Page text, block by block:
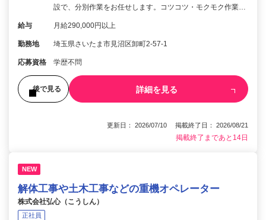
設で、分別作業をお任せします。コツコツ・モクモク作業…
給与 月給290,000円以上
勤務地 埼玉県さいたま市見沼区卸町2-57-1
応募資格 学歴不問
後で見る 詳細を見る
更新日： 2026/07/10 掲載終了日： 2026/08/21
掲載終了まであと14日
NEW
解体工事や土木工事などの重機オペレーター
株式会社弘心（こうしん）
正社員